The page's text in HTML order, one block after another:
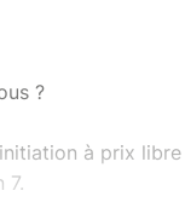
?
à prix
7.